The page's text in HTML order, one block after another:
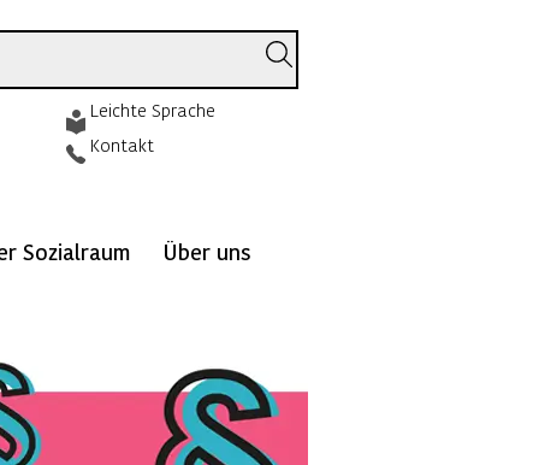
Leichte Sprache
Kontakt
Sozialraum Über uns